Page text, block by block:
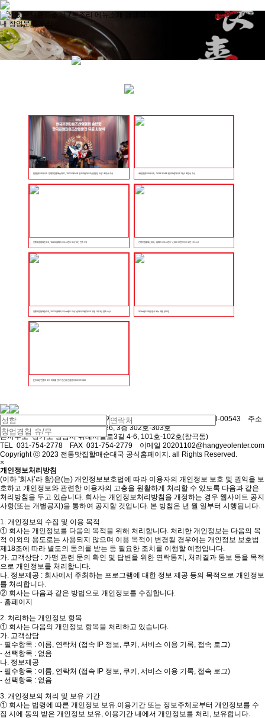
자신있는 브랜드소개 7분조리 메뉴소개 창업안내 매장안
내 창업문의
한결엔터프라이즈 '전통맛집할매순대국', '2023 제24회 한국프랜차이즈산업발전 유공' 회장상 수상 ㈜한결엔터프라이즈, ‘2023 제24회 한국프랜차이즈 대상’ 회장상 수상
전통맛집할매순대국, ‘2023 올해의 우수브랜드 대상’ 2년 연속 1위 전통맛집할매순대국, ‘올해의 우수브랜드’ 순대국 프랜차이즈 부문 1위 수상
전통맛집할매순대국, ‘2023 올해의 우수브랜드 대상’ 순대국 프랜차이즈 부문 1위 2년 연속 수상 제2브랜드 모던 한식 메뉴 개발 공모전
[인터뷰] "전통의 맛이 미래를 연다" 한근임 한결엔터프라이즈 대표
개인정보취급방침동의
상호(주)한결엔터프라이즈 대표자한근임 844-88-00543
주소
경기도 성남시 수정구 위례서일로26, 3층 302호-303호
본사주소경기도 성남시 위례서일로3길 4-6, 101호-102호(창곡동)
TEL
031-754-2778 FAX 031-754-2779 이메일 20201102@hangyeolenter.com
Copyright ⓒ 2023 전통맛집할매순대국 공식홈페이지. all Rights Reserved.
×
개인정보처리방침
(이하 '회사’라 함)은(는) 개인정보보호법에 따라 이용자의 개인정보 보호 및 권익을 보
호하고 개인정보와 관련한 이용자의 고충을 원활하게 처리할 수 있도록 다음과 같은
처리방침을 두고 있습니다. 회사는 개인정보처리방침을 개정하는 경우 웹사이트 공지
사항(또는 개별공지)을 통하여 공지할 것입니다. 본 방침은 년 월 일부터 시행됩니다.
1. 개인정보의 수집 및 이용 목적
① 회사는 개인정보를 다음의 목적을 위해 처리합니다. 처리한 개인정보는 다음의 목
적 이외의 용도로는 사용되지 않으며 이용 목적이 변경될 경우에는 개인정보 보호법
제18조에 따라 별도의 동의를 받는 등 필요한 조치를 이행할 예정입니다.
가. 고객상담 : 가맹 관련 문의 확인 및 답변을 위한 연락통지, 처리결과 통보 등을 목적
으로 개인정보를 처리합니다.
나. 정보제공 : 회사에서 주최하는 프로그램에 대한 정보 제공 등의 목적으로 개인정보
를 처리합니다.
② 회사는 다음과 같은 방법으로 개인정보를 수집합니다.
- 홈페이지
2. 처리하는 개인정보 항목
① 회사는 다음의 개인정보 항목을 처리하고 있습니다.
가. 고객상담
- 필수항목 : 이름, 연락처 (접속 IP 정보, 쿠키, 서비스 이용 기록, 접속 로그)
- 선택항목 : 없음
나. 정보제공
- 필수항목 : 이름, 연락처 (접속 IP 정보, 쿠키, 서비스 이용 기록, 접속 로그)
- 선택항목 : 없음
3. 개인정보의 처리 및 보유 기간
① 회사는 법령에 따른 개인정보 보유.이용기간 또는 정보주체로부터 개인정보를 수
집 시에 동의 받은 개인정보 보유, 이용기간 내에서 개인정보를 처리, 보유합니다.